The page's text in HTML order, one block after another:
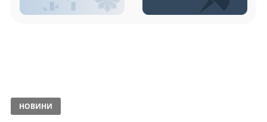
НОВИНИ